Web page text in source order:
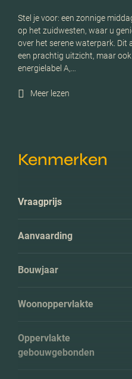
Stel je voor: een zonnige
op het zuidwesten, waar u
over het serene waterpark. Dit
een prachtig uitzicht, maar
energielabel A,…
Meer lezen
Kenmerken
Vraagprijs
Aanvaarding
Bouwjaar
Woonoppervlakte
Oppervlakte
gebouwgebonden